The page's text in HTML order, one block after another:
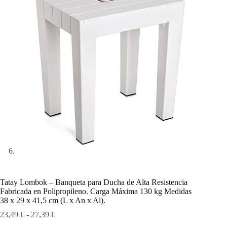
Tatay Lombok – Banqueta para Ducha de Alta Resistencia
Fabricada en Polipropileno. Carga Máxima 130 kg Medidas
38 x 29 x 41,5 cm (L x An x Al).
23,49 € - 27,39 €Rango